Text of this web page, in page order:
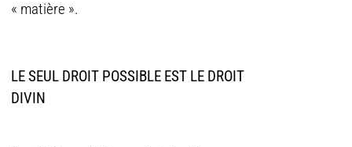
« matière ».
LE SEUL DROIT POSSIBLE EST LE DROIT
DIVIN